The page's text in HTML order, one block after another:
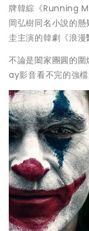
牌韓綜《Running
岡弘樹同名小說的
圭主演的韓劇《浪漫
不論是闔家團圓的
ay影音看不完的強檔